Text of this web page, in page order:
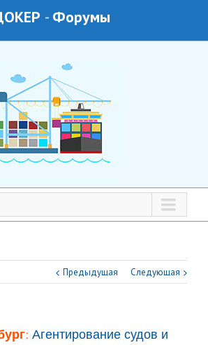
- Форумы
Предыдущая Следующая
Агентирование судов и